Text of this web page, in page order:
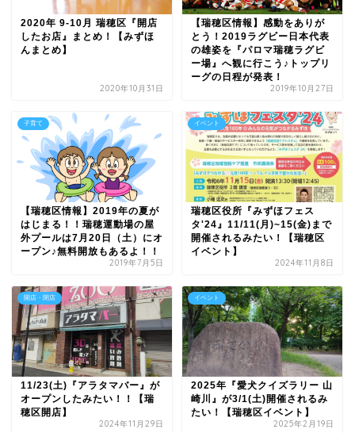
2020年 9-10月 瑞穂区『開店
したお店』まとめ！【みずほ
んまとめ】
2020年10月31日
【瑞穂区情報】感動をありが
とう！2019ラグビー日本代表
の雄姿を『パロマ瑞穂ラグビ
ー場』へ観に行こう♪トップリ
ーグの日程が発表！
2019年10月27日
子育て
【瑞穂区情報】2019年の夏が
はじまる！！瑞穂運動場の屋
外プールは7月20日（土）にオ
ープン♪無料開放もあるよ！！
2019年7月5日
イベント
瑞穂区役所『みずほフェス
タ'24』11/11(月)~15(金)まで
開催されるみたい！【瑞穂区
イベント】
2024年11月8日
開店・閉店
11/23(土)『アラタマバー』が
オープンしたみたい！！【瑞
穂区開店】
2024年11月29日
イベント
2025年『愛犬クイズラリー 山
崎川』が3/1(土)開催されるみ
たい！【瑞穂区イベント】
2025年2月19日